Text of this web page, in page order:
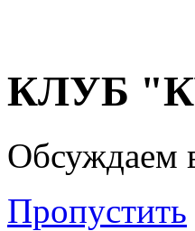
КЛУБ
Обсуждаем
Пропустить